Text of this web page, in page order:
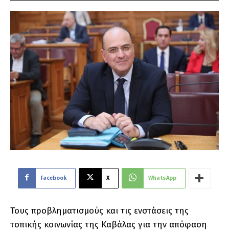
Facebook X WhatsApp
Τους προβληματισμούς και τις ενστάσεις της
τοπικής κοινωνίας της Καβάλας για την απόφαση